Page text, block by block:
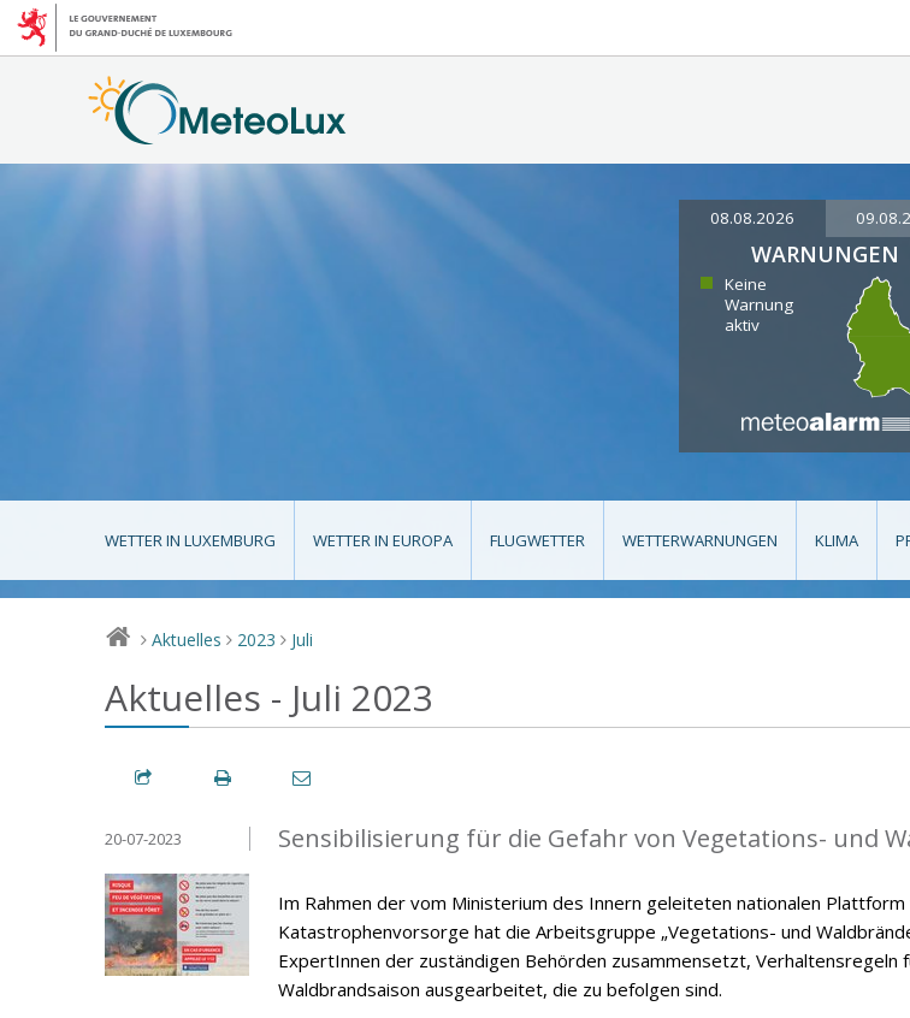
08.08.2026
WARNUNGEN
Keine
Warnung
aktiv
WETTER IN LUXEMBURG WETTER IN EUROPA FLUGWETTER WETTERWARNUNGEN KLIMA
> Aktuelles > 2023 > Juli
Aktuelles - Juli 2023
Sensibilisierung für die Gefahr von Vegetations- und
20-07-2023
Im Rahmen der vom Ministerium des Innern geleiteten nationalen Plattform
Katastrophenvorsorge hat die Arbeitsgruppe „Vegetations- und
ExpertInnen der zuständigen Behörden zusammensetzt, Verhaltensregeln
Waldbrandsaison ausgearbeitet, die zu befolgen sind.